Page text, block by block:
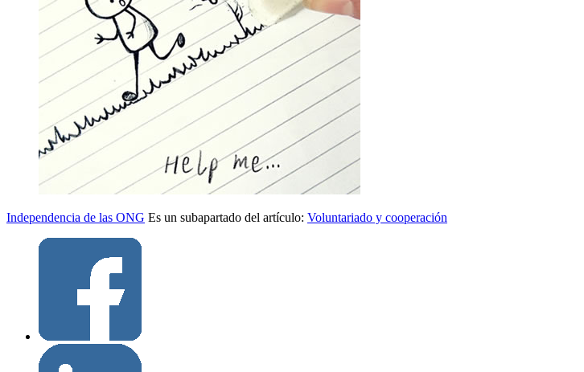
Independencia de las ONG Es un subapartado del artículo: Voluntariado y cooperación